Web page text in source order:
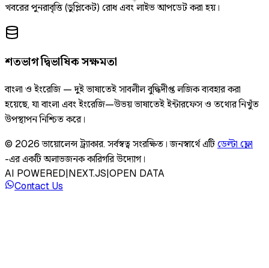
খবরের পুনরাবৃত্তি (ডুপ্লিকেট) রোধ এবং লাইভ আপডেট করা হয়।
শতভাগ দ্বিভাষিক সক্ষমতা
বাংলা ও ইংরেজি — দুই ভাষাতেই সাবলীল বুদ্ধিদীপ্ত লজিক ব্যবহার করা
হয়েছে, যা বাংলা এবং ইংরেজি—উভয় ভাষাতেই ইন্টারফেস ও তথ্যের নিখুঁত
উপস্থাপন নিশ্চিত করে।
© 2026 ভায়োলেন্স ট্র্যাকার.সর্বস্বত্ব সংরক্ষিত। জনস্বার্থে এটিডেল্টা ফ্লো
-এর একটি অলাভজনক কারিগরি উদ্যোগ।
AI POWERED|NEXT.JS|OPEN DATA
Contact Us